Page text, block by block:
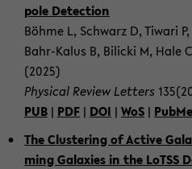
po­le De­tec­tion
Böhme L, Schwarz D, Ti­wa­ri
Bahr-​Kalus B, Bili­cki M, Hale
(2025)
Phy­si­cal Re­view Let­ters
PUB | PDF | DOI | WoS |
The Clus­te­ring of Ac­ti­ve
ming Ga­la­xies in the LoTSS